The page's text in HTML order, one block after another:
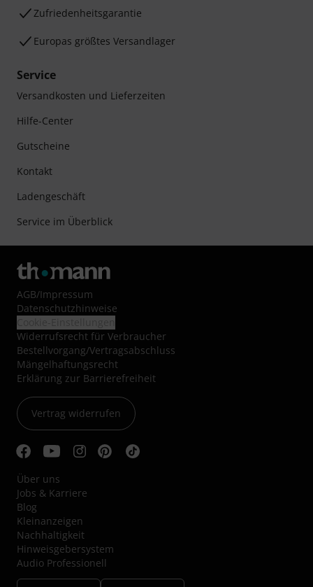
Zufriedenheitsgarantie
Europas größtes Versandlager
Service
Versandkosten und Lieferzeiten
Hilfe-Center
Gutscheine
Kontakt
Ladengeschäft
Service im Überblick
AGB/Impressum
Datenschutzhinweise
Widerrufsrecht für Verbraucher
Bestellvorgang/Vertragsabschluss
Mängelhaftungsrecht
Erklärung zur Barrierefreiheit
Vertrag widerrufen
Über uns
Jobs & Karriere
Blog
Kleinanzeigen
Nachhaltigkeit
Hinweisgebersystem
Audio Professionell